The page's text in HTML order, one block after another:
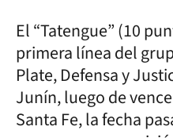
El “Tatengue” (10
primera línea del
Plate, Defensa y
Junín, luego de
Santa Fe, la fecha